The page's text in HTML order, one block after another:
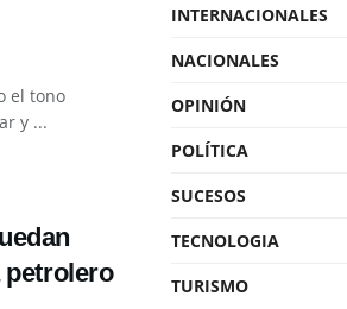
el tono
y ...
petrolero
INTERNACIONALES
NACIONALES
OPINIÓN
POLÍTICA
SUCESOS
TECNOLOGIA
TURISMO